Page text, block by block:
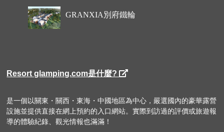
GRANXIA別府鐵輪
Resort glamping.com是什麼?
是一個以關東・關西・東海・中國地區為中心，嚴選國內的豪華露營
設施並提供直接在網上預約的入口網站。實際到訪過的評價或旅遊報
導的體驗紀錄、觀光情報也滿滿！